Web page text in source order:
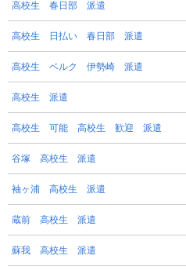
高校生 春日部 派遣
高校生 日払い 春日部 派遣
高校生 ベルク 伊勢崎 派遣
高校生 派遣
高校生 可能 高校生 歓迎 派遣
谷塚 高校生 派遣
袖ヶ浦 高校生 派遣
蔵前 高校生 派遣
蘇我 高校生 派遣